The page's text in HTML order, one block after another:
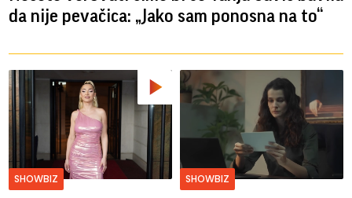
da nije pevačica: „Jako sam ponosna na to“
SHOWBIZ SHOWBIZ